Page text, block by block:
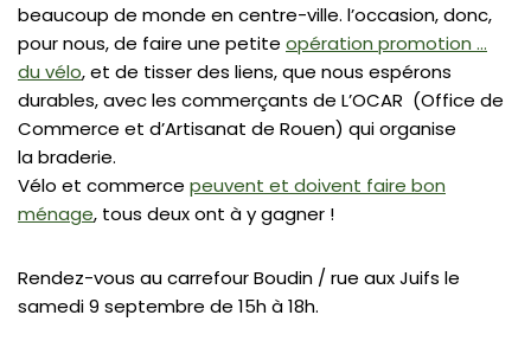
beaucoup de monde en centre-ville. l’occasion, donc,
pour nous, de faire une petite opération promotion …
du vélo, et de tisser des liens, que nous espérons
durables, avec les commerçants de L’OCAR (Office de
Commerce et d’Artisanat de Rouen) qui organise
la braderie.
Vélo et commerce peuvent et doivent faire bon
ménage, tous deux ont à y gagner !
Rendez-vous au carrefour Boudin / rue aux Juifs le
samedi 9 septembre de 15h à 18h.